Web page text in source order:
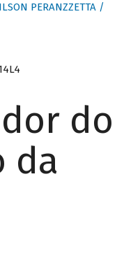
PERANZZETTA /
do
da